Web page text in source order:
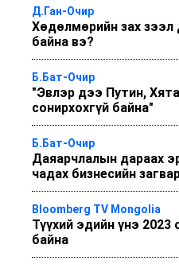
Д.Ган-Очир
Хөдөлмөрийн зах
байна вэ?
Б.Бат-Очир
"Эвлэр дээ Путин,
сонирхохгүй байна"
Б.Бат-Очир
Даяарчлалын дараах
чадах бизнесийн
Bloomberg TV Mongolia
Түүхий эдийн үнэ
байна